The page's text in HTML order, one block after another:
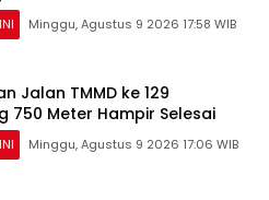
Minggu, Agustus 9 2026 17:58 WIB
Jalan TMMD ke 129
750 Meter Hampir Selesai
Minggu, Agustus 9 2026 17:06 WIB